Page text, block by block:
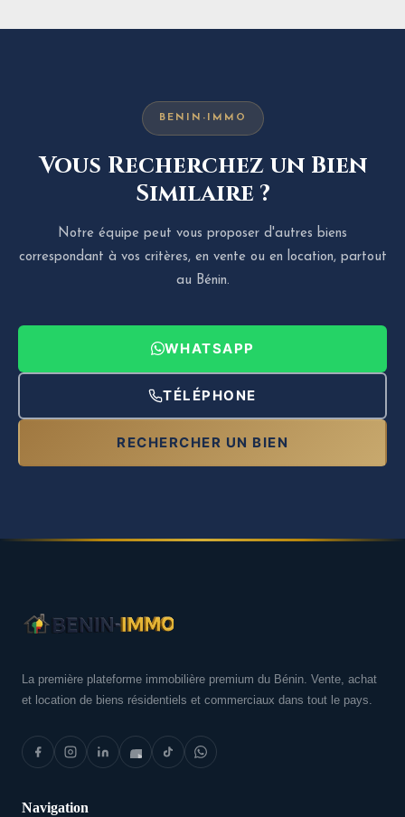
BENIN-IMMO
Vous Recherchez un Bien
Similaire ?
Notre équipe peut vous proposer d'autres biens
correspondant à vos critères, en vente ou en location, partout
au Bénin.
WHATSAPP
TÉLÉPHONE
RECHERCHER UN BIEN
La première plateforme immobilière premium du Bénin. Vente, achat
et location de biens résidentiels et commerciaux dans tout le pays.
Navigation